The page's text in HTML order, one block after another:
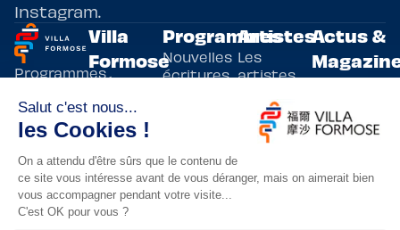
Instagram.
Programmes
résidences
artistiques
entre la
France et
Taïwan.
Taipei,
Villa
Formose
Présentation
Adoptez
un artiste
Lieux de
résidence
Programmes
Nouvelles
écritures
Arts
vivants
innovants
Artistes
Les
artistes
Evènements
Actus &
Toutes les